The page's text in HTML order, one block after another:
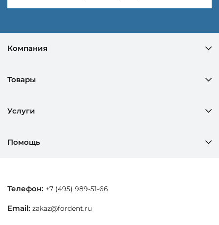
Компания
Товары
Услуги
Помощь
Телефон: +7 (495) 989-51-66
Email: zakaz@fordent.ru